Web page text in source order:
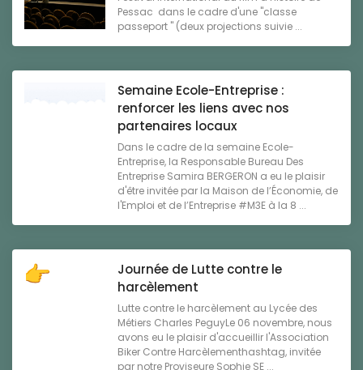
Pessac dans le cadre d'une "classe
passeport " (deux projections suivie ...
Semaine Ecole-Entreprise :
renforcer les liens avec nos
partenaires locaux
Dans le cadre de la semaine Ecole-
Entreprise, la Responsable Bureau Des
Entreprise Samira BERGERON a eu le plaisir
d'être invitée par la Maison de l’Économie, de
l'Emploi et de l’Entreprise #M3E à la 8 ...
Journée de Lutte contre le
harcèlement
Lutte contre le harcèlement au Lycée des
Métiers Charles PeguyLe 06 novembre, nous
avons eu le plaisir d'accueillir l'Association
Biker Contre Harcèlementhashtag, invitée
par notre Proviseure Sophie SE ...